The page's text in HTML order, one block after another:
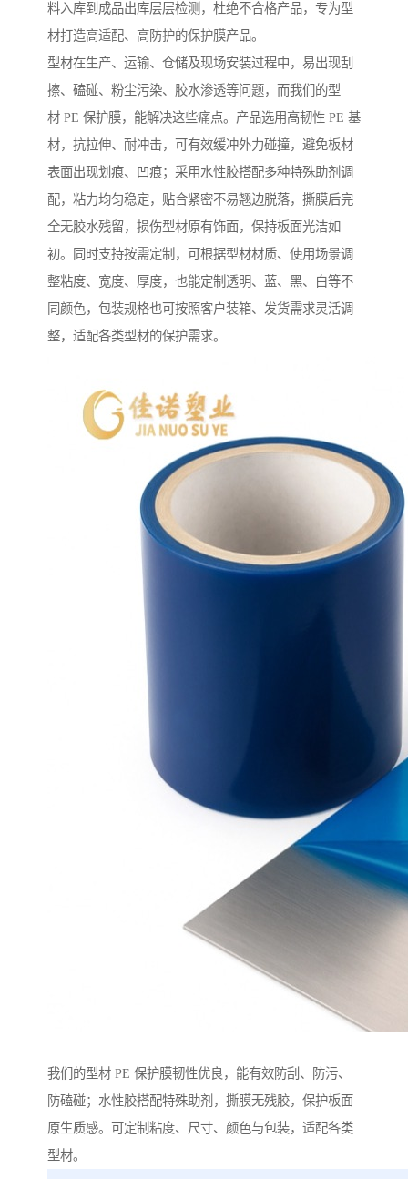
料入库到成品出库层层检测，杜绝不合格产品，专为型
材打造高适配、高防护的保护膜产品。
型材在生产、运输、仓储及现场安装过程中，易出现刮
擦、磕碰、粉尘污染、胶水渗透等问题，而我们的型
材 PE 保护膜，能解决这些痛点。产品选用高韧性 PE 基
材，抗拉伸、耐冲击，可有效缓冲外力碰撞，避免板材
表面出现划痕、凹痕；采用水性胶搭配多种特殊助剂调
配，粘力均匀稳定，贴合紧密不易翘边脱落，撕膜后完
全无胶水残留，损伤型材原有饰面，保持板面光洁如
初。同时支持按需定制，可根据型材材质、使用场景调
整粘度、宽度、厚度，也能定制透明、蓝、黑、白等不
同颜色，包装规格也可按照客户装箱、发货需求灵活调
整，适配各类型材的保护需求。
我们的型材 PE 保护膜韧性优良，能有效防刮、防污、
防磕碰；水性胶搭配特殊助剂，撕膜无残胶，保护板面
原生质感。可定制粘度、尺寸、颜色与包装，适配各类
型材。